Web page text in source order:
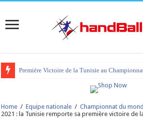
Première Victoire de la Tunisie au
Home / Equipe nationale / Championnat du
2021 : la Tunisie remporte sa première victoire